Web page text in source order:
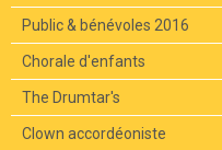
Public & bénévoles 2016
Chorale d'enfants
The Drumtar's
Clown accordéoniste